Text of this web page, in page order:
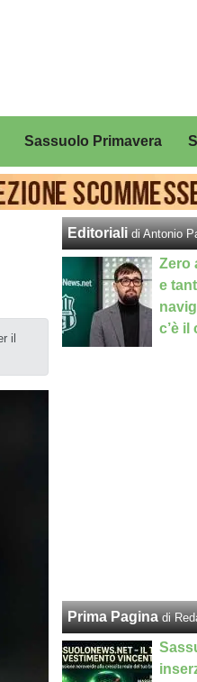
Sassuolo Primavera
il
Editoriali di Antonio
Zero
e
c’è
Prima Pagina di